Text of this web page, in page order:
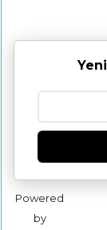
Powered
by